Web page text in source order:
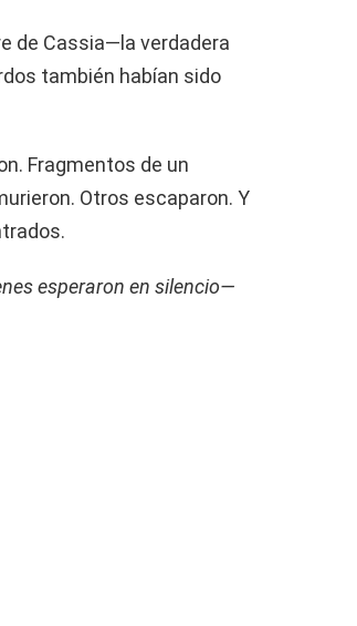
de Cassia—la verdadera
también habían sido
Fragmentos de un
Otros escaparon. Y
esperaron en silencio—